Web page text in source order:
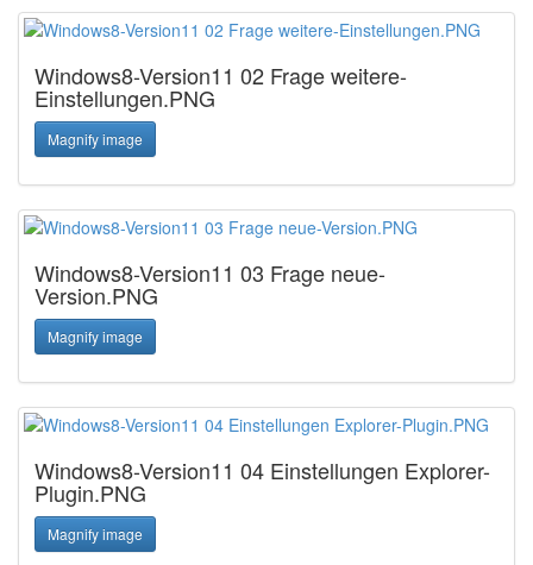
Windows8-Version11 02 Frage weitere-
Einstellungen.PNG
Magnify image
Windows8-Version11 03 Frage neue-
Version.PNG
Magnify image
Windows8-Version11 04 Einstellungen Explorer-
Plugin.PNG
Magnify image